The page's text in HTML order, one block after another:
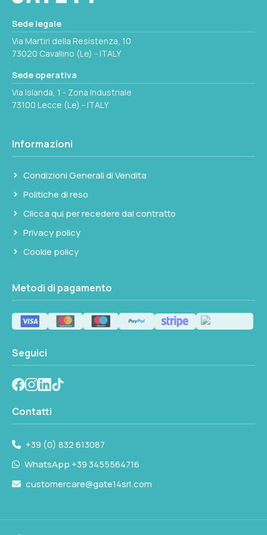
Sede legale
Via Martiri della Resistenza, 10
73020 Cavallino (Le) - ITALY
Sede operativa
Via Islanda, 1 - Zona Industriale
73100 Lecce (Le) - ITALY
Informazioni
Condizioni Generali di Vendita
Politiche di reso
Clicca qui per recedere dal contratto
Privacy policy
Cookie policy
Metodi di pagamento
Seguici
Contatti
+39 (0) 832 613087
WhatsApp +39 3455564716
customercare@gate14srl.com